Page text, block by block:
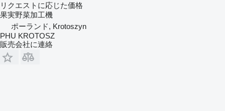
リクエストに応じた価格
果実野菜加工機
ポーランド, Krotoszyn
PHU KROTOSZ
販売会社に連絡